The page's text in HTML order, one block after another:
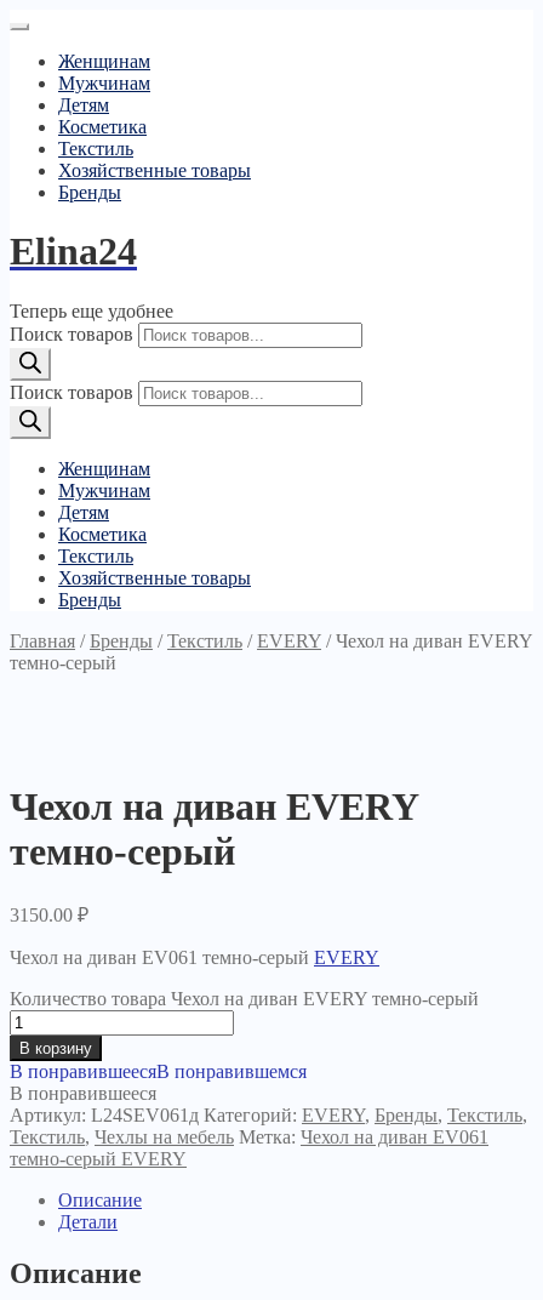
Женщинам
Мужчинам
Детям
Косметика
Текстиль
Хозяйственные товары
Бренды
Elina24
Теперь еще удобнее
Поиск товаров
Поиск товаров
Женщинам
Мужчинам
Детям
Косметика
Текстиль
Хозяйственные товары
Бренды
Главная /Бренды /Текстиль /EVERY /Чехол на диван EVERY
темно-серый
Чехол на диван EVERY
темно-серый
3150.00 ₽
Чехол на диван EV061 темно-серый EVERY
Количество товара Чехол на диван EVERY темно-серый
В корзину
В понравившеесяВ понравившемся
В понравившееся
Артикул: L24SEV061д Категорий: EVERY, Бренды, Текстиль,
Текстиль, Чехлы на мебель Метка: Чехол на диван EV061
темно-серый EVERY
Описание
Детали
Описание